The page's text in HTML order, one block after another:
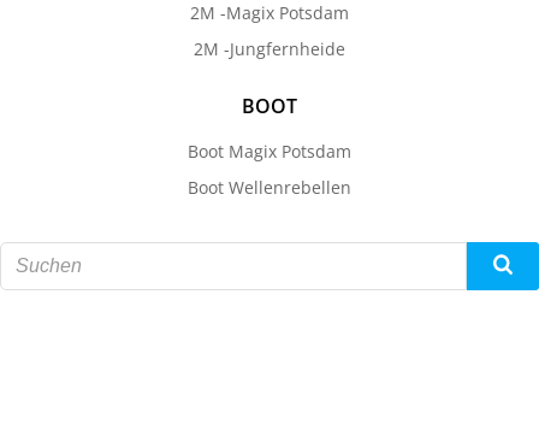
2M -Magix Potsdam
2M -Jungfernheide
BOOT
Boot Magix Potsdam
Boot Wellenrebellen